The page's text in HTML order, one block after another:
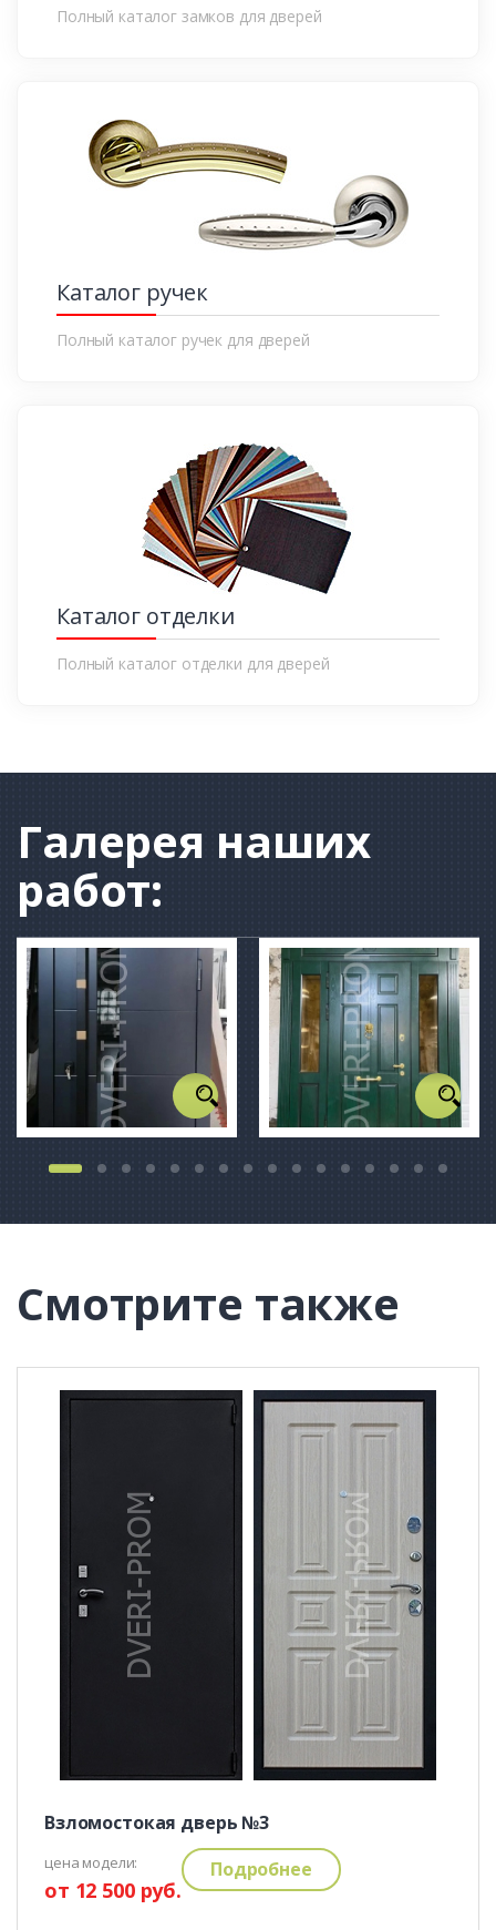
Полный каталог замков для дверей
Каталог ручек
Полный каталог ручек для дверей
Каталог отделки
Полный каталог отделки для дверей
Галерея наших
работ:
Смотрите также
Взломостокая дверь №3
цена модели:
от 12 500 руб.
Подробнее